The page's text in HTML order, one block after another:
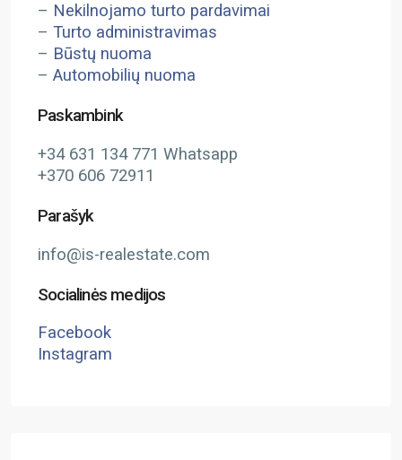
– Nekilnojamo turto pardavimai
– Turto administravimas
– Būstų nuoma
– Automobilių nuoma
Paskambink
+34 631 134 771 Whatsapp
+370 606 72911
Parašyk
info@is-realestate.com
Socialinės medijos
Facebook
Instagram